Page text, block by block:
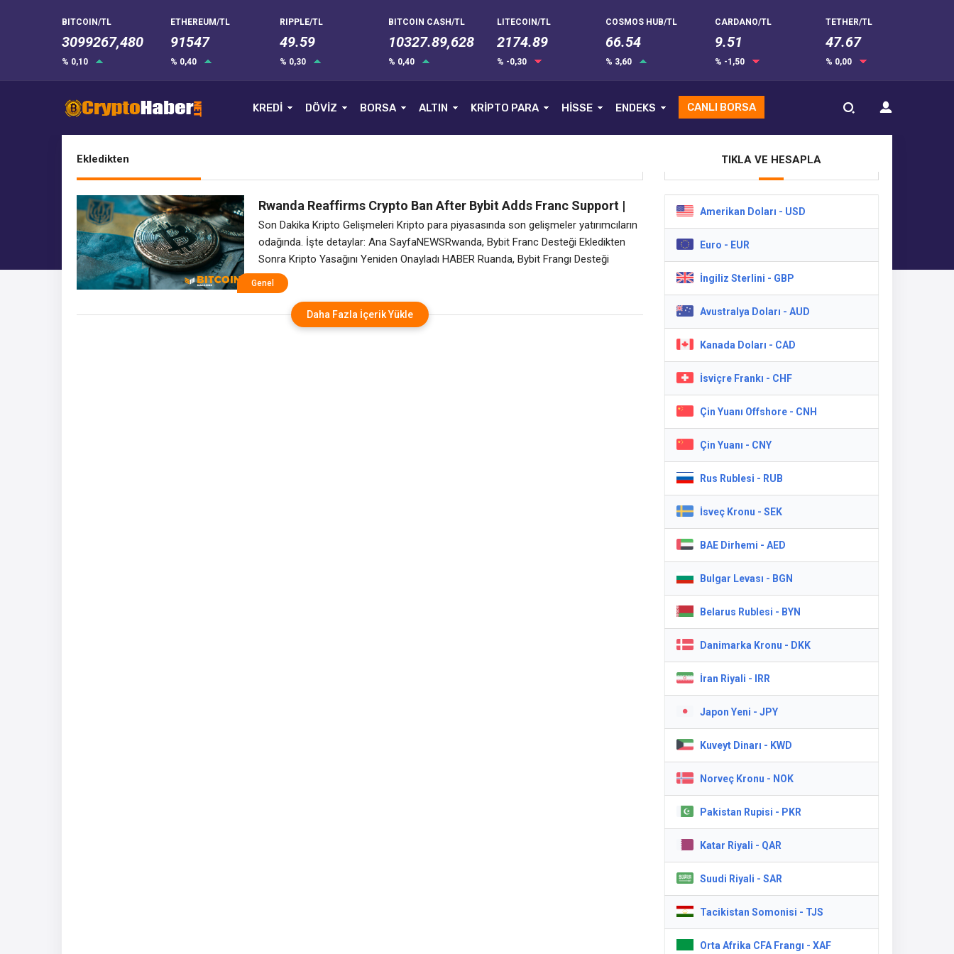
BITCOIN/TL
3099267,480
% 0,10
ETHEREUM/TL
91547
% 0,40
RIPPLE/TL
49.59
% 0,30
BITCOIN CASH/TL
10327.89,628
% 0,40
LITECOIN/TL
2174.89
% -0,30
COSMOS HUB/TL
66.54
% 3,60
CARDANO/TL
9.51
% -1,50
TETHER/TL
47.67
% 0,00
KREDİ DÖVİZ BORSA ALTIN KRİPTO PARA HİSSE ENDEKS CANLI BORSA
Ekledikten
Rwanda Reaffirms Crypto Ban After Bybit Adds Franc Support |
Kripto Haberleri
Son Dakika Kripto Gelişmeleri Kripto para piyasasında son gelişmeler yatırımcıların
odağında. İşte detaylar: Ana SayfaNEWSRwanda, Bybit Franc Desteği Ekledikten
Sonra Kripto Yasağını Yeniden Onayladı HABER Ruanda, Bybit Frangı Desteği
Ekledikten Sonra Kripto Yasağını Yeniden Onayladı Ruanda Ulusal Bankası, Bybit’in
P2P ticaret desteğini sunması, finansal riskler ve yasal koruma eksikliği konusunda
uyarıda bulunmasının ardından Ruanda frangı
Genel
Daha Fazla İçerik Yükle
TIKLA VE HESAPLA
Amerikan Doları - USD
Euro - EUR
İngiliz Sterlini - GBP
Avustralya Doları - AUD
Kanada Doları - CAD
İsviçre Frankı - CHF
Çin Yuanı Offshore - CNH
Çin Yuanı - CNY
Rus Rublesi - RUB
İsveç Kronu - SEK
BAE Dirhemi - AED
Bulgar Levası - BGN
Belarus Rublesi - BYN
Danimarka Kronu - DKK
İran Riyali - IRR
Japon Yeni - JPY
Kuveyt Dinarı - KWD
Norveç Kronu - NOK
Pakistan Rupisi - PKR
Katar Riyali - QAR
Suudi Riyali - SAR
Tacikistan Somonisi - TJS
Orta Afrika CFA Frangı - XAF